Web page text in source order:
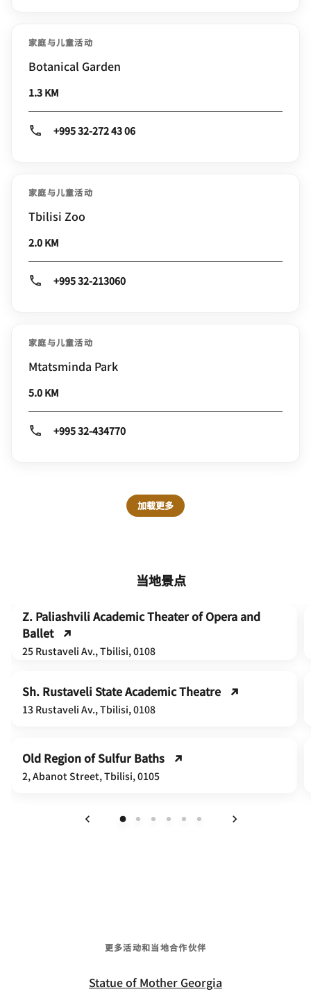
家庭与儿童活动
Botanical Garden
1.3 KM
+995 32-272 43 06
家庭与儿童活动
Tbilisi Zoo
2.0 KM
+995 32-213060
家庭与儿童活动
Mtatsminda Park
5.0 KM
+995 32-434770
加载更多
当地景点
Z. Paliashvili Academic Theater of Opera and
Ballet
25 Rustaveli Av., Tbilisi, 0108
Sh. Rustaveli State Academic Theatre
13 Rustaveli Av., Tbilisi, 0108
Old Region of Sulfur Baths
2, Abanot Street, Tbilisi, 0105
更多活动和当地合作伙伴
Statue of Mother Georgia